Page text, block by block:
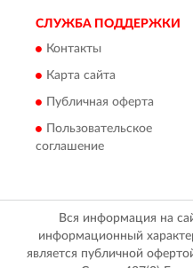
СЛУЖБА ПОДДЕРЖКИ
Контакты
Карта сайта
Публичная оферта
Пользовательское
соглашение
Вся информация на
информационный
является публичной